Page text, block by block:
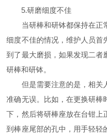
5.研磨细度不佳
当研棒和研钵都保持在正
细度不佳的情况，维护人员首
到了最大磨损，如果发现二者
研棒和研钵。
但是需要注意的是，相关
准确无误。比如，在更换研棒
下，然后将研棒座放在台钳上
到棒座尾部的孔中，用手轻轻